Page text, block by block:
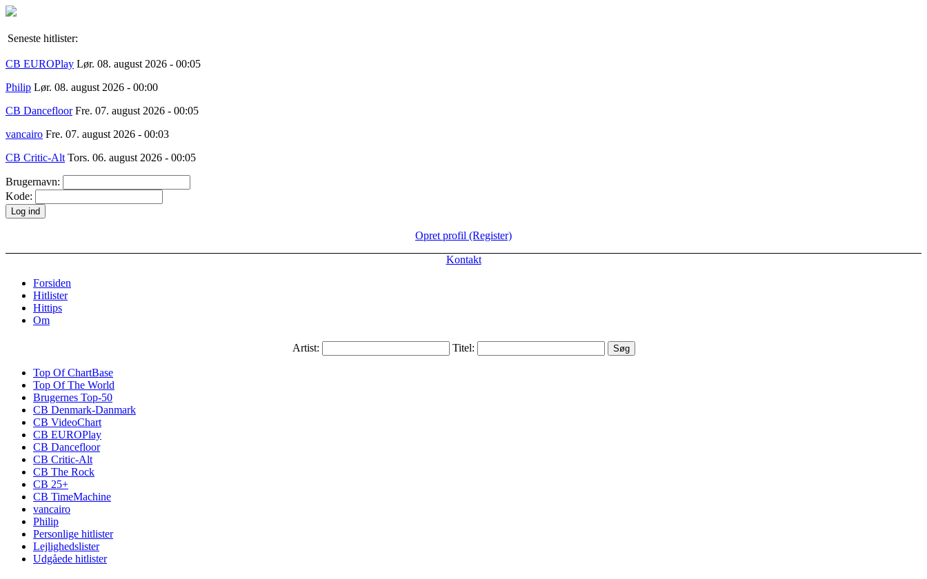
Seneste hitlister:
CB EUROPlay Lør. 08. august 2026 - 00:05
Philip Lør. 08. august 2026 - 00:00
CB Dancefloor Fre. 07. august 2026 - 00:05
vancairo Fre. 07. august 2026 - 00:03
CB Critic-Alt Tors. 06. august 2026 - 00:05
Brugernavn:
Kode:
Opret profil (Register)
Kontakt
Forsiden
Hitlister
Hittips
Om
Artist: Titel:
Top Of ChartBase
Top Of The World
Brugernes Top-50
CB Denmark-Danmark
CB VideoChart
CB EUROPlay
CB Dancefloor
CB Critic-Alt
CB The Rock
CB 25+
CB TimeMachine
vancairo
Philip
Personlige hitlister
Lejlighedslister
Udgåede hitlister